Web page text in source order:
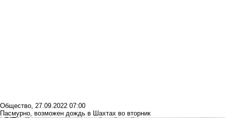
Общество, 27.09.2022 07:00
Пасмурно, возможен дождь в Шахтах во вторник